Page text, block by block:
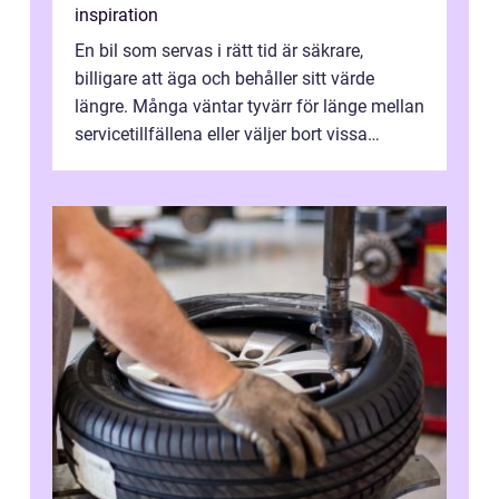
inspiration
En bil som servas i rätt tid är säkrare,
billigare att äga och behåller sitt värde
längre. Många väntar tyvärr för länge mellan
servicetillfällena eller väljer bort vissa